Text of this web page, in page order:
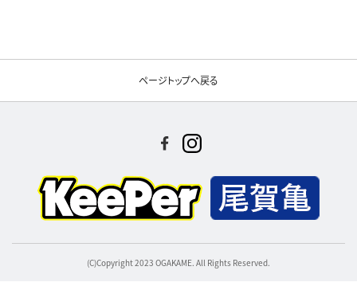
ページトップへ戻る
(C)Copyright 2023 OGAKAME. All Rights Reserved.